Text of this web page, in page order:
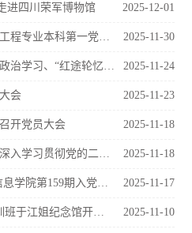
2025-12-01
进四川荣军博物馆
2025-11-30
2025-11-24
2025-11-23
会
2025-11-18
开党员大会
2025-11-18
2025-11-17
2025-11-10